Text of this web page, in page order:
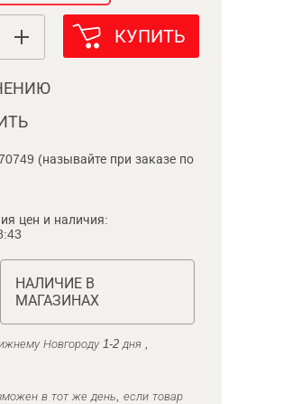
КУПИТЬ
(называйте при заказе по
цен и наличия:
НАЛИЧИЕ В
МАГАЗИНАХ
Новгороду 1-2 дня ,
в тот же день, если товар